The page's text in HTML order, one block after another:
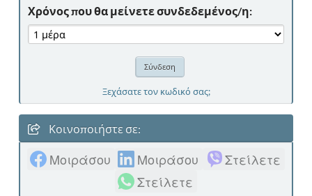
Χρόνος που θα μείνετε συνδεδεμένος/η:
Ξεχάσατε τον κωδικό σας;
Κοινοποιήστε σε:
Μοιράσου Μοιράσου
Στείλετε
Στείλετε